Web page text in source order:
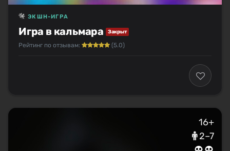
Игра в кальмара Закрыт
ЭКШН-ИГРА
Рейтинг по отзывам: (5.0)
16+
2–7